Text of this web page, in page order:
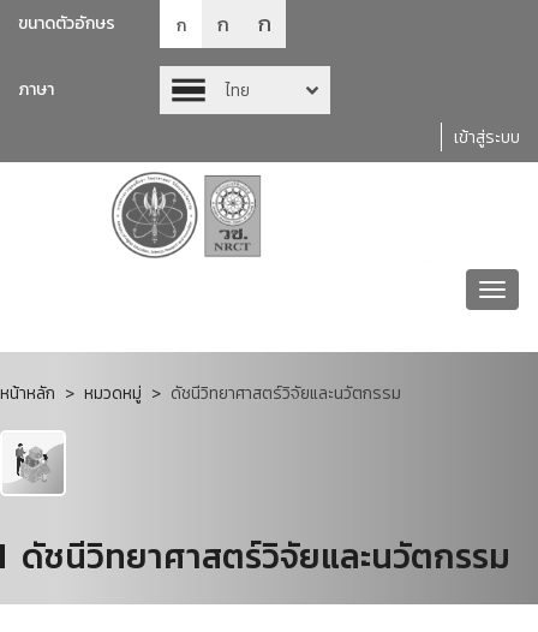
ขนาดตัวอักษร ก ก ก
ภาษา
ไทย
เข้าสู่ระบบ
หน้าหลัก หมวดหมู่ ดัชนีวิทยาศาสตร์วิจัยและนวัตกรรม
ดัชนีวิทยาศาสตร์วิจัยและนวัตกรรม